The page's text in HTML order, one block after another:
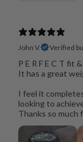
John V. Verified
P E R F E C T fit
It has a great
I feel it
looking to
Thanks so much